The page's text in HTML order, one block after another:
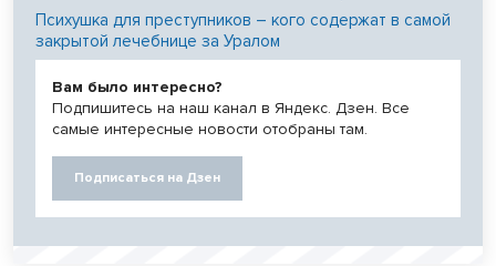
Психушка для преступников – кого содержат в самой
закрытой лечебнице за Уралом
Вам было интересно?
Подпишитесь на наш канал в Яндекс. Дзен. Все
самые интересные новости отобраны там.
Подписаться на Дзен